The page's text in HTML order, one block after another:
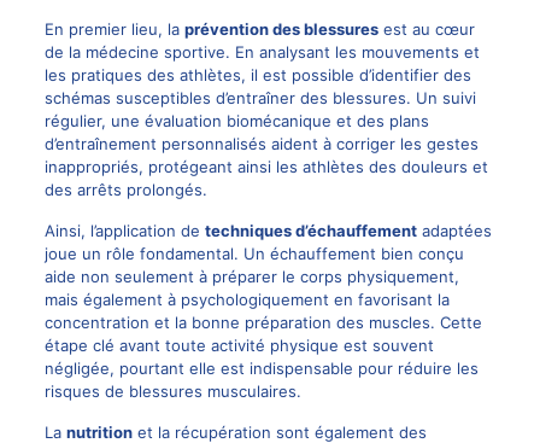
En premier lieu, la prévention des blessuresest au cœur
de la médecine sportive. En analysant les mouvements et
les pratiques des athlètes, il est possible d’identifier des
schémas susceptibles d’entraîner des blessures. Un suivi
régulier, une évaluation biomécanique et des plans
d’entraînement personnalisés aident à corriger les gestes
inappropriés, protégeant ainsi les athlètes des douleurs et
des arrêts prolongés.
Ainsi, l’application de techniques d’échauffementadaptées
joue un rôle fondamental. Un échauffement bien conçu
aide non seulement à préparer le corps physiquement,
mais également à psychologiquement en favorisant la
concentration et la bonne préparation des muscles. Cette
étape clé avant toute activité physique est souvent
négligée, pourtant elle est indispensable pour réduire les
risques de blessures musculaires.
La nutritionet la récupération sont également des